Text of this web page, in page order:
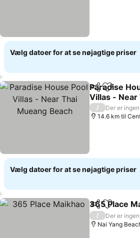
Vælg datoer for at se nøjagtige priser
Del Føj til
Paradise
Villas - Near
Beach
Se priser
/
Der er
14.6 km til
Vælg datoer for at se nøjagtige priser
Del Føj til
365 Place
/
Der er
Nai Yang